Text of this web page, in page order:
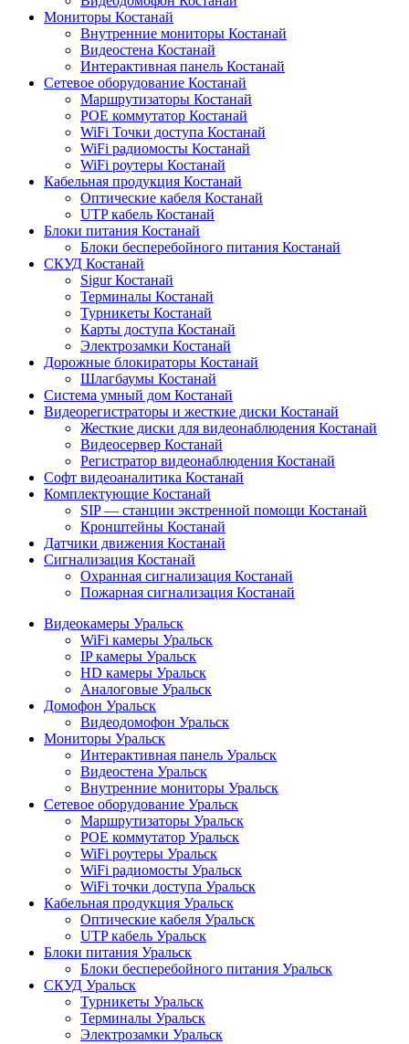
Мониторы Костанай
Внутренние мониторы Костанай
Видеостена Костанай
Интерактивная панель Костанай
Сетевое оборудование Костанай
Маршрутизаторы Костанай
POE коммутатор Костанай
WiFi Точки доступа Костанай
WiFi радиомосты Костанай
WiFi роутеры Костанай
Кабельная продукция Костанай
Оптические кабеля Костанай
UTP кабель Костанай
Блоки питания Костанай
Блоки бесперебойного питания Костанай
СКУД Костанай
Sigur Костанай
Терминалы Костанай
Турникеты Костанай
Карты доступа Костанай
Электрозамки Костанай
Дорожные блокираторы Костанай
Шлагбаумы Костанай
Система умный дом Костанай
Видеорегистраторы и жесткие диски Костанай
Жесткие диски для видеонаблюдения Костанай
Видеосервер Костанай
Регистратор видеонаблюдения Костанай
Софт видеоаналитика Костанай
Комплектующие Костанай
SIP — станции экстренной помощи Костанай
Кронштейны Костанай
Датчики движения Костанай
Сигнализация Костанай
Охранная сигнализация Костанай
Пожарная сигнализация Костанай
Видеокамеры Уральск
WiFi камеры Уральск
IP камеры Уральск
HD камеры Уральск
Аналоговые Уральск
Домофон Уральск
Видеодомофон Уральск
Мониторы Уральск
Интерактивная панель Уральск
Видеостена Уральск
Внутренние мониторы Уральск
Сетевое оборудование Уральск
Маршрутизаторы Уральск
POE коммутатор Уральск
WiFi роутеры Уральск
WiFi радиомосты Уральск
WiFi точки доступа Уральск
Кабельная продукция Уральск
Оптические кабеля Уральск
UTP кабель Уральск
Блоки питания Уральск
Блоки бесперебойного питания Уральск
СКУД Уральск
Турникеты Уральск
Терминалы Уральск
Электрозамки Уральск